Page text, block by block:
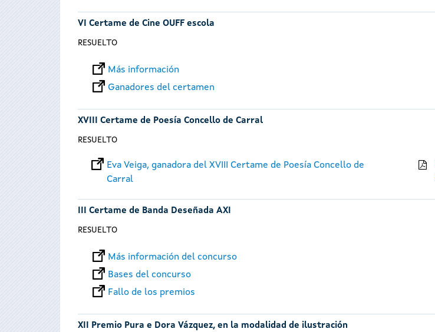
VI Certame de Cine OUFF escola
RESUELTO
Más información
Ganadores del certamen
XVIII Certame de Poesía Concello de Carral
RESUELTO
Eva Veiga, ganadora del XVIII Certame de Poesía Concello de
Carral
III Certame de Banda Deseñada AXI
RESUELTO
Más información del concurso
Bases del concurso
Fallo de los premios
XII Premio Pura e Dora Vázquez, en la modalidad de ilustración